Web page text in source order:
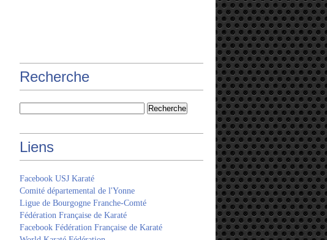
Recherche
Liens
Facebook USJ Karaté
Comité départemental de l'Yonne
Ligue de Bourgogne Franche-Comté
Fédération Française de Karaté
Facebook Fédération Française de Karaté